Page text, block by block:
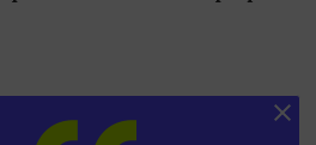
җитәкчесе Тимур Сөләйманов